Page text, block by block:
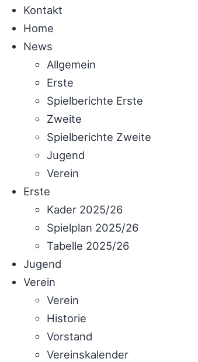
Kontakt
Home
News
Allgemein
Erste
Spielberichte Erste
Zweite
Spielberichte Zweite
Jugend
Verein
Erste
Kader 2025/26
Spielplan 2025/26
Tabelle 2025/26
Jugend
Verein
Verein
Historie
Vorstand
Vereinskalender